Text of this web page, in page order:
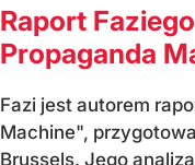
Raport
Propaganda
Fazi jest autorem
Machine",
Brussels. Jego